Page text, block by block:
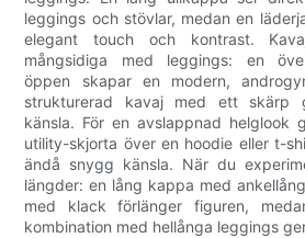
leggings och stövlar, medan en
elegant touch och kontrast.
mångsidiga med leggings: en
öppen skapar en modern,
strukturerad kavaj med ett skärp
känsla. För en avslappnad helglook
utility-skjorta över en hoodie eller t-
ändå snygg känsla. När du
längder: en lång kappa med
med klack förlänger figuren,
kombination med hellånga leggings